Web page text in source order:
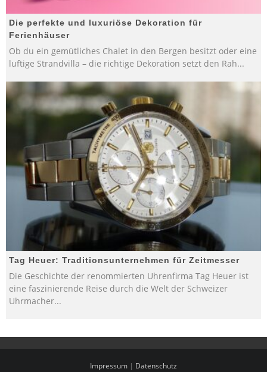
Die perfekte und luxuriöse Dekoration für
Ferienhäuser
Ob du ein gemütliches Chalet in den Bergen besitzt oder eine
luftige Strandvilla – die richtige Dekoration setzt den Rah...
Tag Heuer: Traditionsunternehmen für Zeitmesser
Die Geschichte der renommierten Uhrenfirma Tag Heuer ist
eine faszinierende Reise durch die Welt der Schweizer
Uhrmacher...
Impressum | Datenschutz